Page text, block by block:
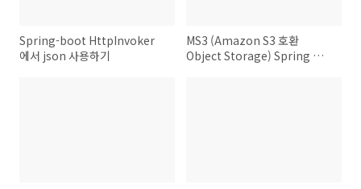
Spring-boot HttpInvoker
에서 json 사용하기
MS3 (Amazon S3 호환
Object Storage) Spring 서